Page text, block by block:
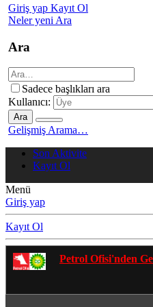
Giriş yap Kayıt Ol
Neler yeni Ara
Ara
Sadece başlıkları ara
Kullanıcı:
Ara
Gelişmiş Arama…
Son Aktivite
Kayıt Ol
Menü
Giriş yap
Kayıt Ol
Gezenbilir